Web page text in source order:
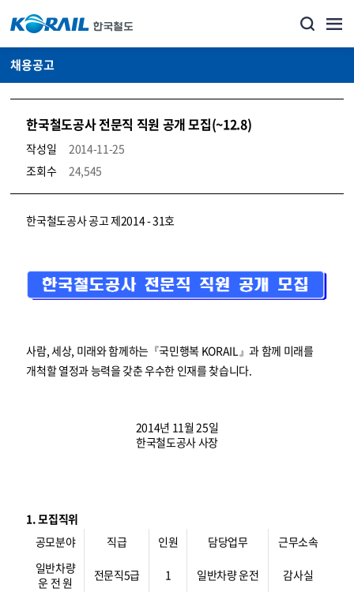
채용공고
한국철도공사 전문직 직원 공개 모집(~12.8)
작성일
2014-11-25
조회수
24,545
코레일소개_경영공시_채용공고 상세보기 – 내용, 파일, 담당자 연락처로 구성
한국철도공사 공고 제2014 - 31호
사람, 세상, 미래와 함께하는『국민행복 KORAIL』과 함께 미래를
개척할 열정과 능력을 갖춘 우수한 인재를 찾습니다.
2014년 11월 25일
한국철도공사 사장
1. 모집직위
공모분야
직급 인원 담당업무
근무소속
일반차량
운 전 원
전문직5급 1 일반차량 운전 감사실